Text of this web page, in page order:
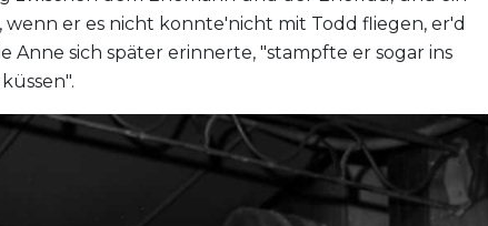
er es nicht konnte'nicht mit Todd fliegen, er'd
Anne sich später erinnerte, "stampfte er sogar ins